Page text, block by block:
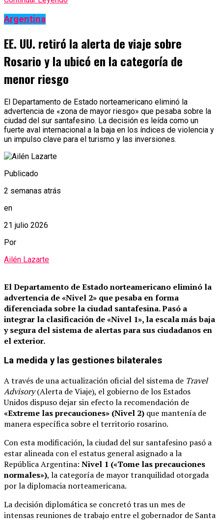
Argentina
EE. UU. retiró la alerta de viaje sobre
Rosario y la ubicó en la categoría de
menor riesgo
El Departamento de Estado norteamericano eliminó la
advertencia de «zona de mayor riesgo» que pesaba sobre la
ciudad del sur santafesino. La decisión es leída como un
fuerte aval internacional a la baja en los índices de violencia y
un impulso clave para el turismo y las inversiones.
Publicado
2 semanas atrás
en
21 julio 2026
Por
Ailén Lazarte
El Departamento de Estado norteamericano eliminó la
advertencia de «Nivel 2» que pesaba en forma
diferenciada sobre la ciudad santafesina.Pasó a
integrar la clasificación de «Nivel 1», la escala más baja
y segura del sistema de alertas para sus ciudadanos en
el exterior.
La medida y las gestiones bilaterales
A través de una actualización oficial del sistema de Travel
Advisory(Alerta de Viaje), el gobierno de los Estados
Unidos dispuso dejar sin efecto la recomendación de
«Extreme las precauciones» (Nivel 2) que mantenía de
manera específica sobre el territorio rosarino.
Con esta modificación, la ciudad del sur santafesino pasó a
estar alineada con el estatus general asignado a la
República Argentina: Nivel 1 («Tome las precauciones
normales»), la categoría de mayor tranquilidad otorgada
por la diplomacia norteamericana.
La decisión diplomática se concretó tras un mes de
intensas reuniones de trabajo entre el gobernador de Santa